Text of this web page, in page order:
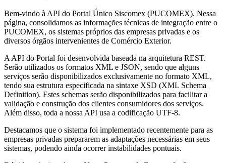
Bem-vindo à API do Portal Único Siscomex (PUCOMEX). Nessa
página, consolidamos as informações técnicas de integração entre o
PUCOMEX, os sistemas próprios das empresas privadas e os
diversos órgãos intervenientes de Comércio Exterior.
A API do Portal foi desenvolvida baseada na arquitetura REST.
Serão utilizados os formatos XML e JSON, sendo que alguns
serviços serão disponibilizados exclusivamente no formato XML,
tendo sua estrutura especificada na sintaxe XSD (XML Schema
Definition). Estes schemas serão disponibilizados para facilitar a
validação e construção dos clientes consumidores dos serviços.
Além disso, toda a nossa API usa a codificação UTF-8.
Destacamos que o sistema foi implementado recentemente para as
empresas privadas prepararem as adaptações necessárias em seus
sistemas, podendo ainda ocorrer instabilidades pontuais.